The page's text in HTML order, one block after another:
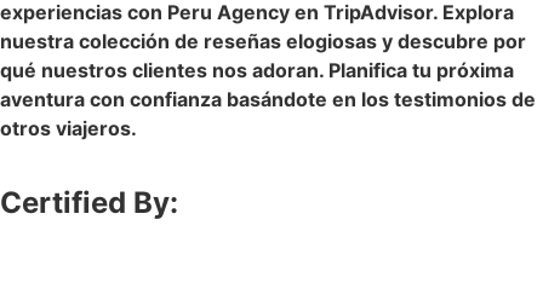
experiencias con Peru Agency en TripAdvisor. Explora
nuestra colección de reseñas elogiosas y descubre por
qué nuestros clientes nos adoran. Planifica tu próxima
aventura con confianza basándote en los testimonios de
otros viajeros.
Certified By: